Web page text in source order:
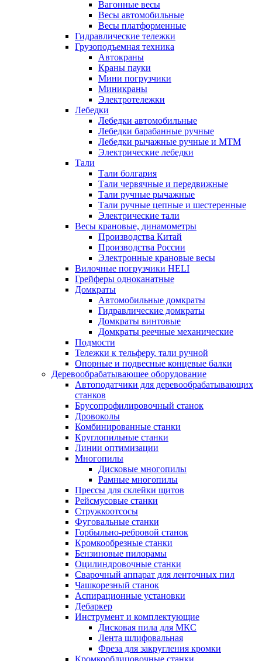
Вагонные весы
Весы автомобильные
Весы платформенные
Гидравлические тележки
Грузоподъемная техника
Автокраны
Краны пауки
Мини погрузчики
Миникраны
Электротележки
Лебедки
Лебедки автомобильные
Лебедки барабанные ручные
Лебедки рычажные ручные и МТМ
Электрические лебедки
Тали
Тали болгария
Тали червячные и передвижные
Тали ручные рычажные
Тали ручные цепные и шестеренные
Электрические тали
Весы крановые, динамометры
Производства Китай
Производства России
Электронные крановые весы
Вилочные погрузчики HELI
Грейферы одноканатные
Домкраты
Автомобильные домкраты
Гидравлические домкраты
Домкраты винтовые
Домкраты реечные механические
Подмости
Тележки к тельферу, тали ручной
Опорные и подвесные концевые балки
Деревообрабатывающее оборудование
Автоподатчики для деревообрабатывающих
станков
Брусопрофилировочный станок
Дровоколы
Комбинированные станки
Круглопильные станки
Линии оптимизации
Многопилы
Дисковые многопилы
Рамные многопилы
Прессы для склейки щитов
Рейсмусовые станки
Стружкоотсосы
Фуговальные станки
Горбыльно-ребровой станок
Кромкообрезные станки
Бензиновые пилорамы
Оцилиндровочные станки
Сварочный аппарат для ленточных пил
Чашкорезный станок
Аспирационные установки
Дебаркер
Инструмент и комплектующие
Дисковая пила для МКС
Лента шлифовальная
Фреза для закругления кромки
Кромкооблицовочные станки